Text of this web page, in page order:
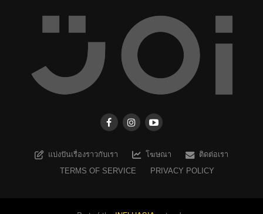
แบ่งปันเรื่องราวกับเรา โฆษณา
ติดต่อเรา
TERMS OF SERVICE
PRIVACY POLICY